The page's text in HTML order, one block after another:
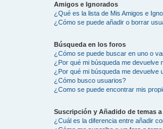
Amigos e Ignorados
¿Qué es la lista de Mis Amigos e
¿Cómo se puede añadir o borrar
Búsqueda en los foros
¿Cómo se puede buscar en uno o
¿Por qué mi búsqueda me devuelve
¿Por qué mi búsqueda me devuelve
¿Cómo busco usuarios?
¿Como se puede encontrar mis
Suscripción y Añadido de temas
¿Cuál es la diferencia entre añadir